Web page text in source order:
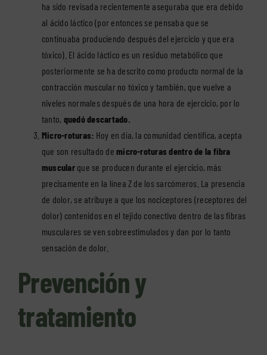
ha sido revisada recientemente aseguraba que era debido
al ácido láctico (por entonces se pensaba que se
continuaba produciendo después del ejercicio y que era
tóxico). El ácido láctico es un residuo metabólico que
posteriormente se ha descrito como producto normal de la
contracción muscular no tóxico y también, que vuelve a
niveles normales después de una hora de ejercicio, por lo
tanto, quedó descartado.
Micro-roturas: Hoy en día, la comunidad científica, acepta
que son resultado demicro-roturas dentro de la fibra
muscularque se producen durante el ejercicio, más
precisamente en la línea Z de los sarcómeros. La presencia
de dolor, se atribuye a que los nociceptores (receptores del
dolor) contenidos en el tejido conectivo dentro de las fibras
musculares se ven sobreestimulados y dan por lo tanto
sensación de dolor.
Prevención y
tratamiento